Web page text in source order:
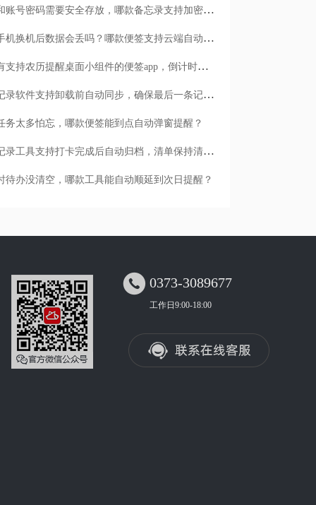
日记和账号密码需要安全存放，哪款备忘录支持加密保护？
安卓手机换机后数据会丢吗？哪款便签支持云端自动备份？
有没有支持农历提醒桌面小组件的便签app，倒计时一目了然
哪款记录软件支持卸载前自动同步，确保最后一条记录不丢失？
务太多怕忘，哪款便签能到点自动弹窗提醒？
哪款记录工具支持打卡完成后自动归档，清单保持清爽？
待办没清空，哪款工具能自动顺延到次日提醒？
 0373-3089677
工作日9:00-18:00